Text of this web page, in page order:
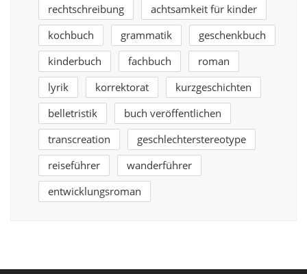
rechtschreibung
achtsamkeit für kinder
kochbuch
grammatik
geschenkbuch
kinderbuch
fachbuch
roman
lyrik
korrektorat
kurzgeschichten
belletristik
buch veröffentlichen
transcreation
geschlechterstereotype
reiseführer
wanderführer
entwicklungsroman